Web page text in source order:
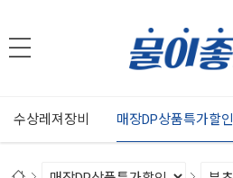
수상레져장비 매장DP상품특가할인